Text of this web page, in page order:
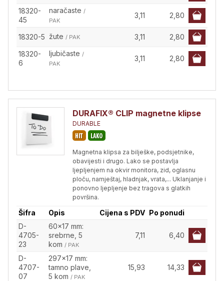
18320-
45
naračaste /
PAK
3,11 2,80
18320-5 žute / PAK 3,11
2,80
18320-
6
ljubičaste /
PAK
3,11 2,80
DURAFIX® CLIP magnetne klipse
DURABLE
Magnetna klipsa za bilješke, podsjetnike,
obavijesti i drugo. Lako se postavlja
ljepljenjem na okvir monitora, zid, oglasnu
ploču, namještaj, hladnjak, vrata,... Uklanjanje i
ponovno ljepljenje bez tragova s glatkih
površina.
Šifra Opis Cijena s PDV Po ponudi
D-
4705-
23
60x17 mm:
srebrne, 5
kom / PAK
7,11 6,40
D-
4707-
07
297x17 mm:
tamno plave,
5 kom / PAK
15,93 14,33